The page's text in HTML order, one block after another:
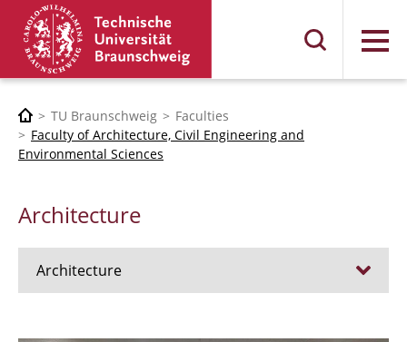
Menu
TU Braunschweig
Faculties
Faculty of Architecture, Civil Engineering and
Environmental Sciences
Architecture
Architecture